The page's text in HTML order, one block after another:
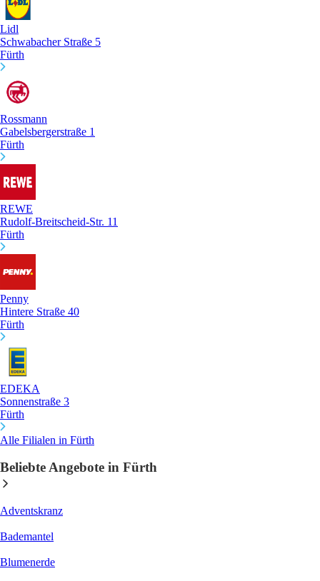
Lidl
Schwabacher Straße 5
Fürth
Rossmann
Gabelsbergerstraße 1
Fürth
REWE
Rudolf-Breitscheid-Str. 11
Fürth
Penny
Hintere Straße 40
Fürth
EDEKA
Sonnenstraße 3
Fürth
Alle Filialen in Fürth
Beliebte Angebote in Fürth
Adventskranz
Bademantel
Blumenerde